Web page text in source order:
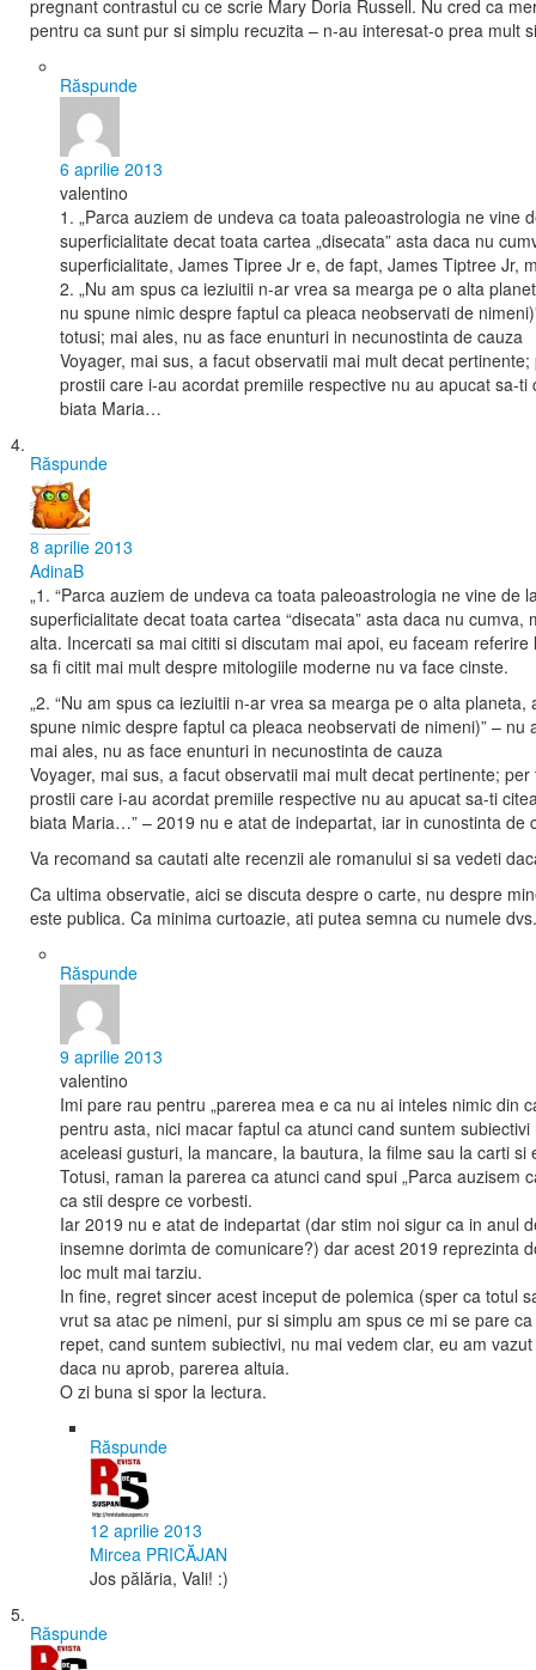
pregnant contrastul cu ce scrie Mary Doria Russell. Nu cred ca
pentru ca sunt pur si simplu recuzita – n-au interesat-o prea mult
Răspunde
6 aprilie 2013
valentino
1. „Parca auziem de undeva ca toata paleoastrologia ne
superficialitate decat toata cartea „disecata” asta daca nu
superficialitate, James Tipree Jr e, de fapt, James Tiptree
2. „Nu am spus ca ieziuitii n-ar vrea sa mearga pe o alta
nu spune nimic despre faptul ca pleaca neobservati de
totusi; mai ales, nu as face enunturi in necunostinta de cauza
Voyager, mai sus, a facut observatii mai mult decat
prostii care i-au acordat premiile respective nu au apucat sa-
biata Maria…
Răspunde
8 aprilie 2013
AdinaB
„1. “Parca auziem de undeva ca toata paleoastrologia ne vine
superficialitate decat toata cartea “disecata” asta daca nu
alta. Incercati sa mai cititi si discutam mai apoi, eu faceam
sa fi citit mai mult despre mitologiile moderne nu va face cinste.
„2. “Nu am spus ca ieziuitii n-ar vrea sa mearga pe o alta
spune nimic despre faptul ca pleaca neobservati de nimeni)” –
mai ales, nu as face enunturi in necunostinta de cauza
Voyager, mai sus, a facut observatii mai mult decat pertinente;
prostii care i-au acordat premiile respective nu au apucat sa-ti
biata Maria…” – 2019 nu e atat de indepartat, iar in cunostinta de
Va recomand sa cautati alte recenzii ale romanului si sa vedeti
Ca ultima observatie, aici se discuta despre o carte, nu despre
este publica. Ca minima curtoazie, ati putea semna cu numele
Răspunde
9 aprilie 2013
valentino
Imi pare rau pentru „parerea mea e ca nu ai inteles nimic din
pentru asta, nici macar faptul ca atunci cand suntem
aceleasi gusturi, la mancare, la bautura, la filme sau la carti si
Totusi, raman la parerea ca atunci cand spui „Parca
ca stii despre ce vorbesti.
Iar 2019 nu e atat de indepartat (dar stim noi sigur ca in anul
insemne dorimta de comunicare?) dar acest 2019 reprezinta
loc mult mai tarziu.
In fine, regret sincer acest inceput de polemica (sper ca totul
vrut sa atac pe nimeni, pur si simplu am spus ce mi se pare
repet, cand suntem subiectivi, nu mai vedem clar, eu am
daca nu aprob, parerea altuia.
O zi buna si spor la lectura.
Răspunde
12 aprilie 2013
Mircea PRICĂJAN
Jos pălăria, Vali! :)
Răspunde